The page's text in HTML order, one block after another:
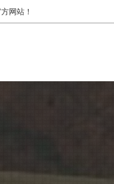
网站！